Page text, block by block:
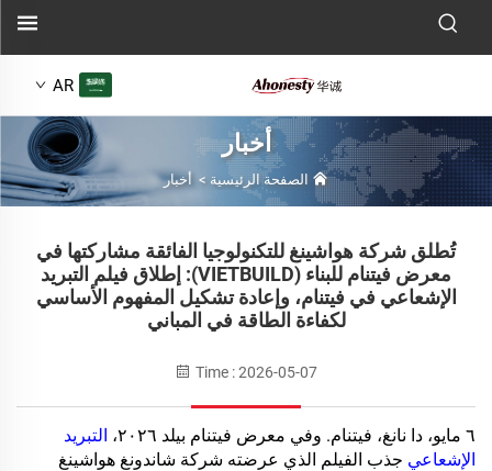
AR
أخبار
الصفحة الرئيسية > أخبار
تُطلق شركة هواشينغ للتكنولوجيا الفائقة مشاركتها في
معرض فيتنام للبناء (VIETBUILD): إطلاق فيلم التبريد
الإشعاعي في فيتنام، وإعادة تشكيل المفهوم الأساسي
لكفاءة الطاقة في المباني
Time : 2026-05-07
٦ مايو، دا نانغ، فيتنام. وفي معرض فيتنام بيلد ٢٠٢٦،
التبريد
الإشعاعي جذب الفيلم الذي عرضته شركة شاندونغ هواشينغ